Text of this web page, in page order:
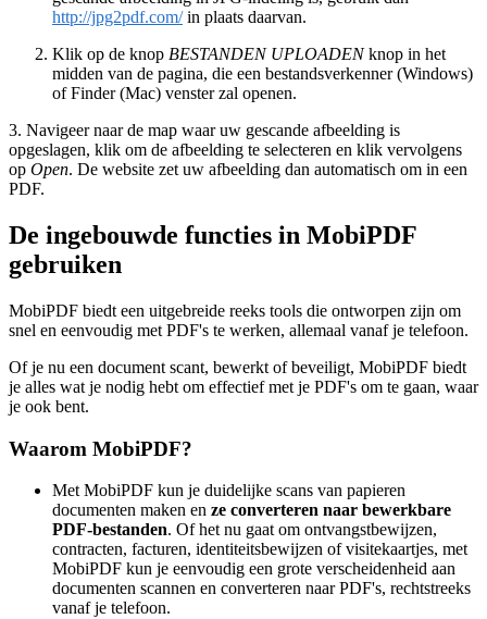
http://jpg2pdf.com/in plaats daarvan.
Klik op de knop BESTANDEN UPLOADENknop in het
midden van de pagina, die een bestandsverkenner (Windows)
of Finder (Mac) venster zal openen.
3. Navigeer naar de map waar uw gescande afbeelding is
opgeslagen, klik om de afbeelding te selecteren en klik vervolgens
op Open. De website zet uw afbeelding dan automatisch om in een
PDF.
De ingebouwde functies in MobiPDF
gebruiken
MobiPDF biedt een uitgebreide reeks tools die ontworpen zijn om
snel en eenvoudig met PDF's te werken, allemaal vanaf je telefoon.
Of je nu een document scant, bewerkt of beveiligt, MobiPDF biedt
je alles wat je nodig hebt om effectief met je PDF's om te gaan, waar
je ook bent.
Waarom MobiPDF?
Met MobiPDF kun je duidelijke scans van papieren
documenten maken en ze converteren naar bewerkbare
PDF-bestanden. Of het nu gaat om ontvangstbewijzen,
contracten, facturen, identiteitsbewijzen of visitekaartjes, met
MobiPDF kun je eenvoudig een grote verscheidenheid aan
documenten scannen en converteren naar PDF's, rechtstreeks
vanaf je telefoon.